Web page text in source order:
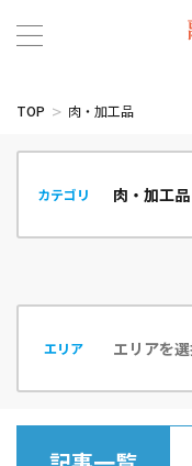
TOP 肉・加工品
カテゴリ
エリア